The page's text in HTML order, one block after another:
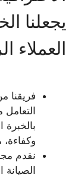
يجعلنا
العملاء
فريقنا
التعامل
نقدم
الصيانة